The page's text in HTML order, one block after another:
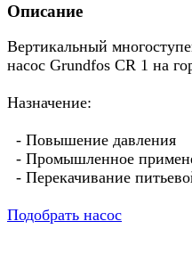
Описание
Вертикальный
насос Grundfos CR 1 на
Назначение:
- Повышение давления
- Промышленное
- Перекачивание
Подобрать насос